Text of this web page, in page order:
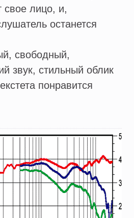
свое лицо, и,
останется
свободный,
звук, стильный облик
понравится